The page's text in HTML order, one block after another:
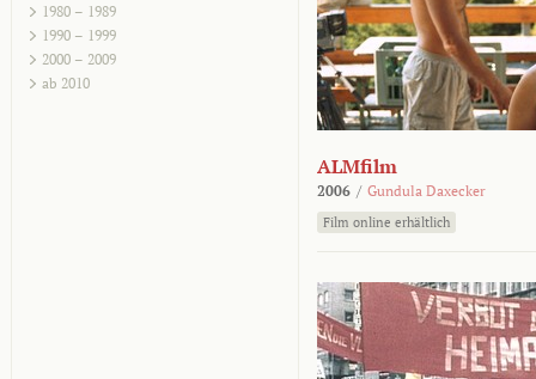
1980 – 1989
1990 – 1999
2000 – 2009
ab 2010
ALMfilm
2006 / Gundula Daxecker
Film online erhältlich